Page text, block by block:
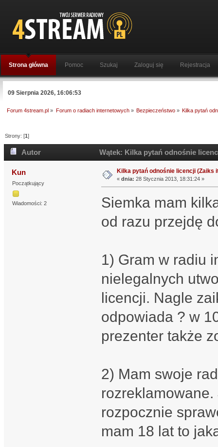
Strona główna Pomoc Szukaj Zaloguj się Rejestracja
09 Sierpnia 2026, 16:06:53
Forum 4stream.pl » Forum o radiach internetowych» Bezpieczeństwo» Kilka pytań
Strony: [1]
Autor Wątek: Kilka pytań odnośnie
Kun
Początkujący
Wiadomości: 2
Kilka pytań odnośnie licencji (Zaiks
« dnia: 28 Stycznia 2013, 18:31:24 »
Siemka mam
od razu przejdę
1) Gram w radiu
nielegalnych
licencji. Nagle
odpowiada ? w
prezenter także
2) Mam swoje
rozpocznie
mam 18 lat to